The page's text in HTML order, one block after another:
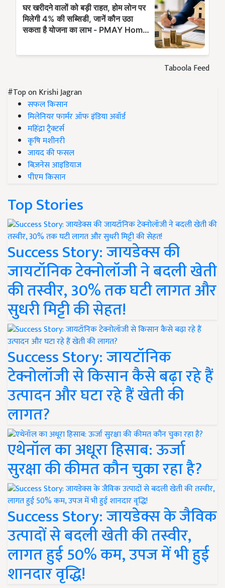
Taboola Feed
#Top on Krishi Jagran
सफल किसान
मिलेनियर फार्मर ऑफ इंडिया अवॉर्ड
महिंद्रा ट्रैक्टर्स
कृषि मशीनरी
जायद की फसल
बिज़नेस आइडियाज
पीएम किसान
Top Stories
Success Story: जायडेक्स की
जायटॉनिक टेक्नोलॉजी ने बदली खेती
की तस्वीर, 30% तक घटी लागत और
सुधरी मिट्टी की सेहत!
Success Story: जायटॉनिक
टेक्नोलॉजी से किसान कैसे बढ़ा रहे हैं
उत्पादन और घटा रहे हैं खेती की
लागत?
एथेनॉल का अधूरा हिसाब: ऊर्जा
सुरक्षा की कीमत कौन चुका रहा है?
Success Story: जायडेक्स के जैविक
उत्पादों से बदली खेती की तस्वीर,
लागत हुई 50% कम, उपज में भी हुई
शानदार वृद्धि!